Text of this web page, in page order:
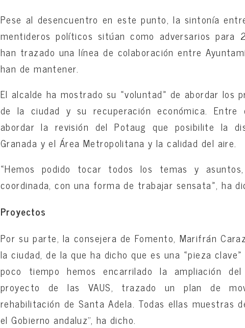
Pese al desencuentro en este punto, la sintonía
mentideros políticos sitúan como adversarios
han trazado una línea de colaboración entre
han de mantener.
El alcalde ha mostrado su «voluntad» de abordar los
de la ciudad y su recuperación económica.
abordar la revisión del Potaug que posibilite la
Granada y el Área Metropolitana y la calidad del aire.
«Hemos podido tocar todos los temas y
coordinada, con una forma de trabajar sensata», ha
Proyectos
Por su parte, la consejera de Fomento, Marifrán
la ciudad, de la que ha dicho que es una «pieza
poco tiempo hemos encarrilado la ampliación del
proyecto de las VAUS, trazado un plan de
rehabilitación de Santa Adela. Todas ellas muestras
el Gobierno andaluz”, ha dicho.